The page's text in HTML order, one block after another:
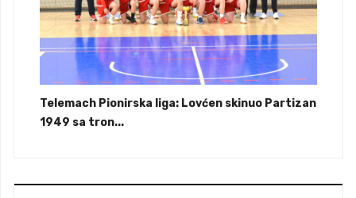
Telemach Pionirska liga: Lovćen skinuo Partizan
1949 sa tron...